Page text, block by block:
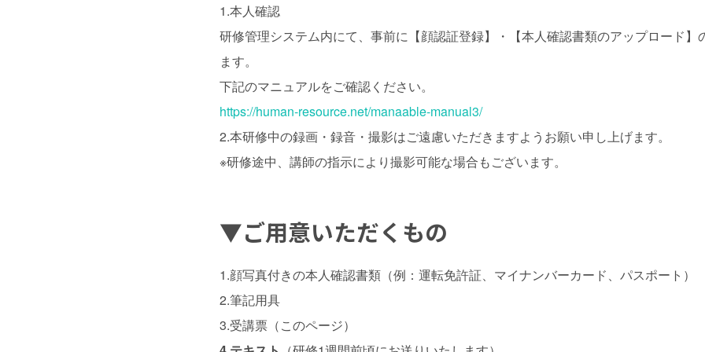
1.本人確認
研修管理システム内にて、事前に【顔認証登録】・【本人確認書類のアップロード】
ます。
下記のマニュアルをご確認ください。
https://human-resource.net/manaable-manual3/
2.本研修中の録画・録音・撮影はご遠慮いただきますようお願い申し上げます。
※研修途中、講師の指示により撮影可能な場合もございます。
▼ご用意いただくもの
1.顔写真付きの本人確認書類（例：運転免許証、マイナンバーカード、パスポート）
2.筆記用具
3.受講票（このページ）